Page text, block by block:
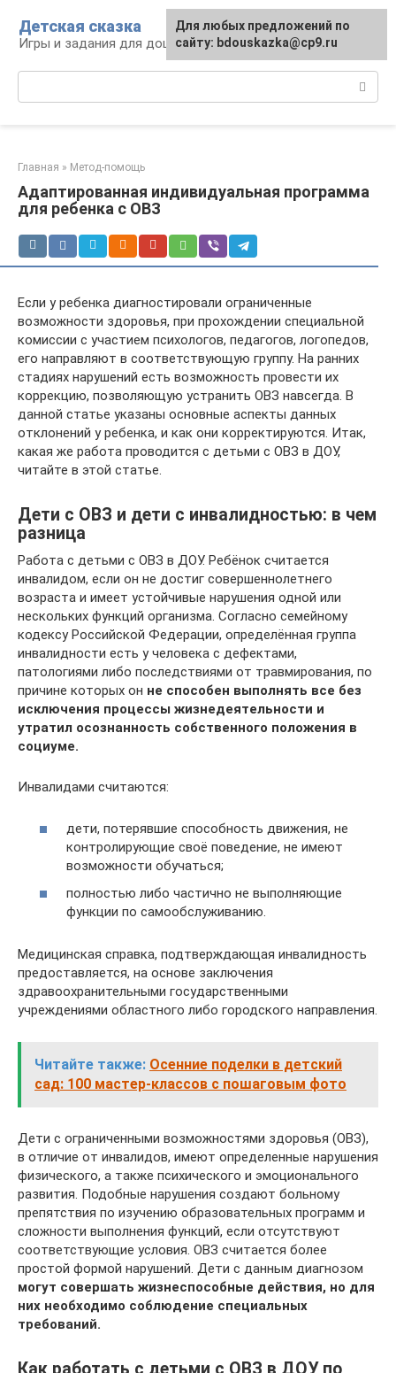
контенту
Детская сказка
Игры и задания для дошкольников
Главная » Метод-помощь
Адаптированная индивидуальная программа
для ребенка с ОВЗ
Если у ребенка диагностировали ограниченные
возможности здоровья, при прохождении специальной
комиссии с участием психологов, педагогов, логопедов,
его направляют в соответствующую группу. На ранних
стадиях нарушений есть возможность провести их
коррекцию, позволяющую устранить ОВЗ навсегда. В
данной статье указаны основные аспекты данных
отклонений у ребенка, и как они корректируются. Итак,
какая же работа проводится с детьми с ОВЗ в ДОУ,
читайте в этой статье.
Дети с ОВЗ и дети с инвалидностью: в чем
разница
Работа с детьми с ОВЗ в ДОУ. Ребёнок считается
инвалидом, если он не достиг совершеннолетнего
возраста и имеет устойчивые нарушения одной или
нескольких функций организма. Согласно семейному
кодексу Российской Федерации, определённая группа
инвалидности есть у человека с дефектами,
патологиями либо последствиями от травмирования, по
причине которых он не способен выполнять все без
исключения процессы жизнедеятельности и
утратил осознанность собственного положения в
социуме.
Инвалидами считаются:
дети, потерявшие способность движения, не
контролирующие своё поведение, не имеют
возможности обучаться;
полностью либо частично не выполняющие
функции по самообслуживанию.
Медицинская справка, подтверждающая инвалидность
предоставляется, на основе заключения
здравоохранительными государственными
учреждениями областного либо городского направления.
Читайте также: Осенние поделки в детский
сад: 100 мастер-классов с пошаговым фото
Дети с ограниченными возможностями здоровья (ОВЗ),
в отличие от инвалидов, имеют определенные нарушения
физического, а также психического и эмоционального
развития. Подобные нарушения создают больному
препятствия по изучению образовательных программ и
сложности выполнения функций, если отсутствуют
соответствующие условия. ОВЗ считается более
простой формой нарушений. Дети с данным диагнозом
могут совершать жизнеспособные действия, но для
них необходимо соблюдение специальных
требований.
Для любых предложений по
сайту: bdouskazka@cp9.ru